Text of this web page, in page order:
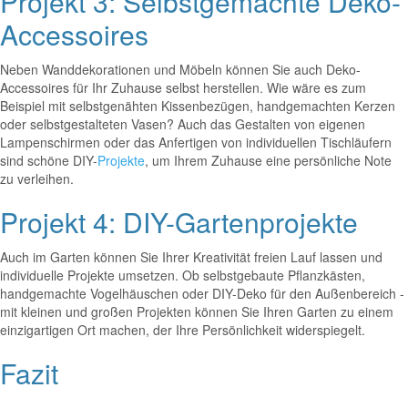
Accessoires
Neben Wanddekorationen und Möbeln können Sie auch Deko-
Accessoires für Ihr Zuhause selbst herstellen. Wie wäre es zum
Beispiel mit selbstgenähten Kissenbezügen, handgemachten Kerzen
oder selbstgestalteten Vasen? Auch das Gestalten von eigenen
Lampenschirmen oder das Anfertigen von individuellen Tischläufern
sind schöne DIY-Projekte, um Ihrem Zuhause eine persönliche Note
zu verleihen.
Projekt 4: DIY-Gartenprojekte
Auch im Garten können Sie Ihrer Kreativität freien Lauf lassen und
individuelle Projekte umsetzen. Ob selbstgebaute Pflanzkästen,
handgemachte Vogelhäuschen oder DIY-Deko für den Außenbereich -
mit kleinen und großen Projekten können Sie Ihren Garten zu einem
einzigartigen Ort machen, der Ihre Persönlichkeit widerspiegelt.
Fazit